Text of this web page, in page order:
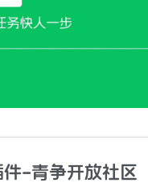
-青争开放社区